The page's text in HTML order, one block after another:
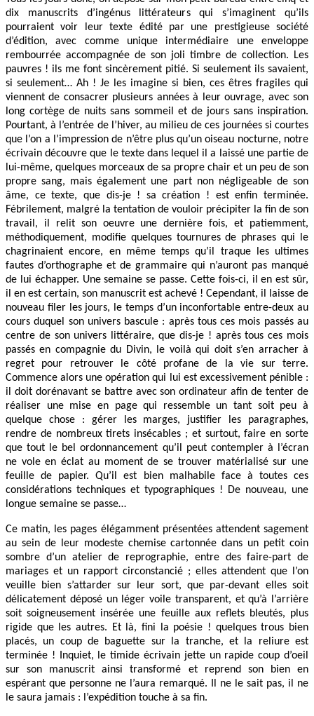
dix manuscrits d’ingénus littérateurs qui s’imaginent qu’ils
pourraient voir leur texte édité par une prestigieuse société
d’édition, avec comme unique intermédiaire une enveloppe
rembourrée accompagnée de son joli timbre de collection. Les
pauvres ! ils me font sincèrement pitié. Si seulement ils savaient,
si seulement… Ah ! Je les imagine si bien, ces êtres fragiles qui
viennent de consacrer plusieurs années à leur ouvrage, avec son
long cortège de nuits sans sommeil et de jours sans inspiration.
Pourtant, à l’entrée de l’hiver, au milieu de ces journées si courtes
que l’on a l’impression de n’être plus qu’un oiseau nocturne, notre
écrivain découvre que le texte dans lequel il a laissé une partie de
lui-même, quelques morceaux de sa propre chair et un peu de son
propre sang, mais également une part non négligeable de son
âme, ce texte, que dis-je ! sa création ! est enfin terminée.
Fébrilement, malgré la tentation de vouloir précipiter la fin de son
travail, il relit son oeuvre une dernière fois, et patiemment,
méthodiquement, modifie quelques tournures de phrases qui le
chagrinaient encore, en même temps qu’il traque les ultimes
fautes d’orthographe et de grammaire qui n’auront pas manqué
de lui échapper. Une semaine se passe. Cette fois-ci, il en est sûr,
il en est certain, son manuscrit est achevé ! Cependant, il laisse de
nouveau filer les jours, le temps d’un inconfortable entre-deux au
cours duquel son univers bascule : après tous ces mois passés au
centre de son univers littéraire, que dis-je ! après tous ces mois
passés en compagnie du Divin, le voilà qui doit s’en arracher à
regret pour retrouver le côté profane de la vie sur terre.
Commence alors une opération qui lui est excessivement pénible :
il doit dorénavant se battre avec son ordinateur afin de tenter de
réaliser une mise en page qui ressemble un tant soit peu à
quelque chose : gérer les marges, justifier les paragraphes,
rendre de nombreux tirets insécables ; et surtout, faire en sorte
que tout le bel ordonnancement qu’il peut contempler à l’écran
ne vole en éclat au moment de se trouver matérialisé sur une
feuille de papier. Qu’il est bien malhabile face à toutes ces
considérations techniques et typographiques ! De nouveau, une
longue semaine se passe…
Ce matin, les pages élégamment présentées attendent sagement
au sein de leur modeste chemise cartonnée dans un petit coin
sombre d’un atelier de reprographie, entre des faire-part de
mariages et un rapport circonstancié ; elles attendent que l’on
veuille bien s’attarder sur leur sort, que par-devant elles soit
délicatement déposé un léger voile transparent, et qu’à l’arrière
soit soigneusement insérée une feuille aux reflets bleutés, plus
rigide que les autres. Et là, fini la poésie ! quelques trous bien
placés, un coup de baguette sur la tranche, et la reliure est
terminée ! Inquiet, le timide écrivain jette un rapide coup d’oeil
sur son manuscrit ainsi transformé et reprend son bien en
espérant que personne ne l’aura remarqué. Il ne le sait pas, il ne
le saura jamais : l’expédition touche à sa fin.